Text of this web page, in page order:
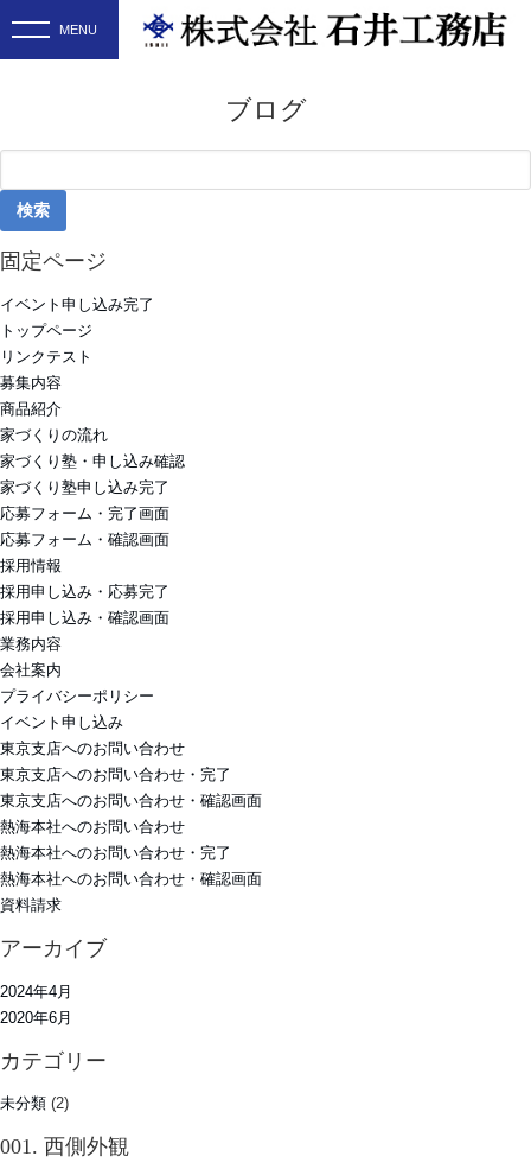
ブログ
索:
固定ページ
イベント申し込み完了
トップページ
リンクテスト
募集内容
商品紹介
家づくりの流れ
家づくり塾・申し込み確認
家づくり塾申し込み完了
応募フォーム・完了画面
応募フォーム・確認画面
採用情報
採用申し込み・応募完了
採用申し込み・確認画面
業務内容
会社案内
プライバシーポリシー
イベント申し込み
東京支店へのお問い合わせ
東京支店へのお問い合わせ・完了
東京支店へのお問い合わせ・確認画面
熱海本社へのお問い合わせ
熱海本社へのお問い合わせ・完了
熱海本社へのお問い合わせ・確認画面
資料請求
アーカイブ
2024年4月
2020年6月
カテゴリー
未分類 (2)
001. 西側外観